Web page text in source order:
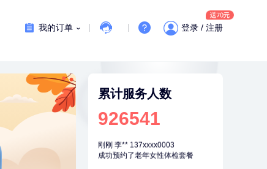
我的订单 登录 / 注册
累计服务人数
926541
购买了美的体重秤 MO-CW5 白色
成功预约了女性健康套餐二档
刚刚 李** 137xxxx0003
成功预约了老年女性体检套餐
刚刚 李** 137xxxx0003
成功预约了老年女性体检套餐